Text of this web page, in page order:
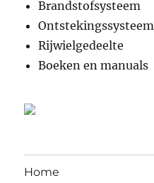
Brandstofsysteem
Ontstekingssysteem
Rijwielgedeelte
Boeken en manuals
Home